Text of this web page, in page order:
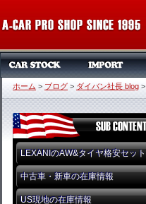
ホーム > ブログ > ダイバン社長 blog >
LEXANIのAW&タイヤ格安セット
中古車・新車の在庫情報
US現地の在庫情報